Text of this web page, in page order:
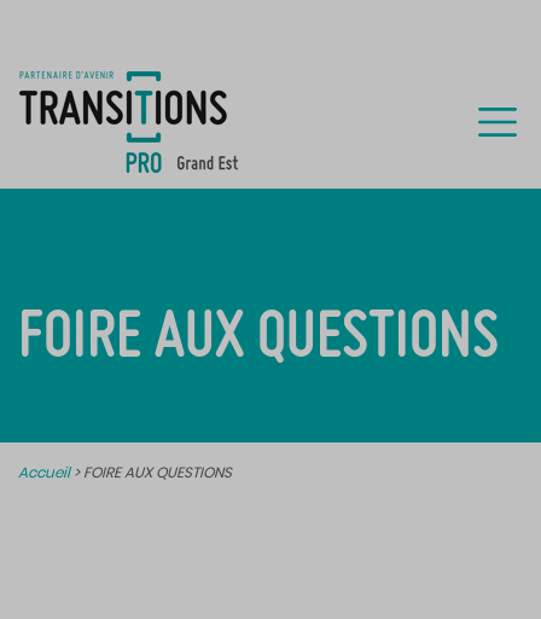
FOIRE AUX QUESTIONS
Accueil>FOIRE AUX QUESTIONS